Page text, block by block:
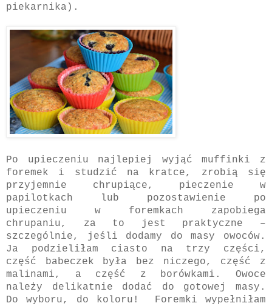
piekarnika).
Po upieczeniu najlepiej wyjąć muffinki z
foremek i studzić na kratce, zrobią się
przyjemnie chrupiące, pieczenie w
papilotkach lub pozostawienie po
upieczeniu w foremkach zapobiega
chrupaniu, za to jest praktyczne –
szczególnie, jeśli dodamy do masy owoców.
Ja podzieliłam ciasto na trzy części,
część babeczek była bez niczego, część z
malinami, a część z borówkami. Owoce
należy delikatnie dodać do gotowej masy.
Do wyboru, do koloru!
Foremki wypełniłam